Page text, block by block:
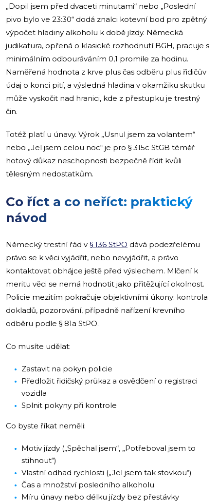
„Dopil jsem před dvaceti minutami“ nebo „Poslední
pivo bylo ve 23:30“ dodá znalci kotevní bod pro zpětný
výpočet hladiny alkoholu k době jízdy. Německá
judikatura, opřená o klasické rozhodnutí BGH, pracuje s
minimálním odbouráváním 0,1 promile za hodinu.
Naměřená hodnota z krve plus čas odběru plus řidičův
údaj o konci pití, a výsledná hladina v okamžiku skutku
může vyskočit nad hranici, kde z přestupku je trestný
čin.
Totéž platí u únavy. Výrok „Usnul jsem za volantem“
nebo „Jel jsem celou noc“ je pro § 315c StGB téměř
hotový důkaz neschopnosti bezpečně řídit kvůli
tělesným nedostatkům.
Co říct a co neříct: praktický
návod
Německý trestní řád v § 136 StPO dává podezřelému
právo se k věci vyjádřit, nebo nevyjádřit, a právo
kontaktovat obhájce ještě před výslechem. Mlčení k
meritu věci se nemá hodnotit jako přitěžující okolnost.
Policie mezitím pokračuje objektivními úkony: kontrola
dokladů, pozorování, případně nařízení krevního
odběru podle § 81a StPO.
Co musíte udělat:
Zastavit na pokyn policie
Předložit řidičský průkaz a osvědčení o registraci
vozidla
Splnit pokyny při kontrole
Co byste říkat neměli:
Motiv jízdy („Spěchal jsem“, „Potřeboval jsem to
stihnout“)
Vlastní odhad rychlosti („Jel jsem tak stovkou“)
Čas a množství posledního alkoholu
Míru únavy nebo délku jízdy bez přestávky